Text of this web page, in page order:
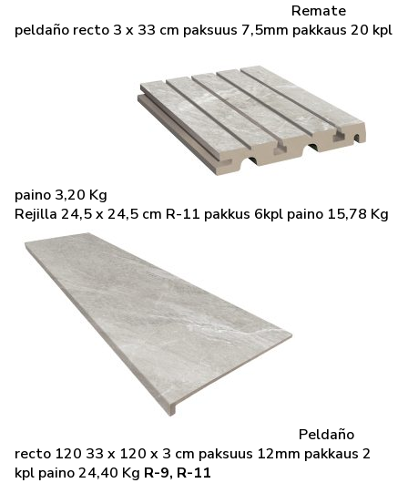
Remate
peldaño recto 3 x 33 cm paksuus 7,5mm pakkaus 20 kpl
paino 3,20 Kg
Rejilla 24,5 x 24,5 cm R-11 pakkus 6kpl paino 15,78 Kg
Peldaño
recto 120 33 x 120 x 3 cm paksuus 12mm pakkaus 2
kpl paino 24,40 Kg R-9, R-11